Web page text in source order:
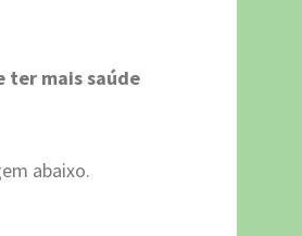
ter mais saúde
abaixo.